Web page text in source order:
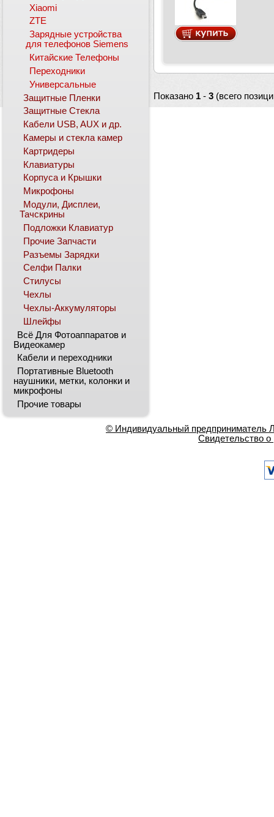
Показано 1- 3(всего
Xiaomi
ZTE
Зарядные устройства
для телефонов Siemens
Китайские Телефоны
Переходники
Универсальные
Защитные Пленки
Защитные Стекла
Кабели USB, AUX и др.
Камеры и стекла камер
Картридеры
Клавиатуры
Корпуса и Крышки
Микрофоны
Модули, Дисплеи,
Тачскрины
Подложки Клавиатур
Прочие Запчасти
Разъемы Зарядки
Селфи Палки
Стилусы
Чехлы
Чехлы-Аккумуляторы
Шлейфы
Всё Для Фотоаппаратов и
Видеокамер
Кабели и переходники
Портативные Bluetooth
наушники, метки, колонки и
микрофоны
Прочие товары
© Индивидуальный предприниматель
Свидетельство